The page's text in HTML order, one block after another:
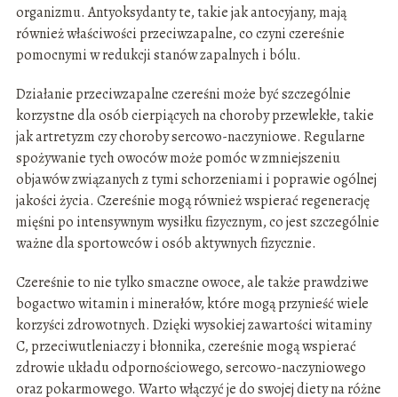
organizmu. Antyoksydanty te, takie jak antocyjany, mają
również właściwości przeciwzapalne, co czyni czereśnie
pomocnymi w redukcji stanów zapalnych i bólu.
Działanie przeciwzapalne czereśni może być szczególnie
korzystne dla osób cierpiących na choroby przewlekłe, takie
jak artretyzm czy choroby sercowo-naczyniowe. Regularne
spożywanie tych owoców może pomóc w zmniejszeniu
objawów związanych z tymi schorzeniami i poprawie ogólnej
jakości życia. Czereśnie mogą również wspierać regenerację
mięśni po intensywnym wysiłku fizycznym, co jest szczególnie
ważne dla sportowców i osób aktywnych fizycznie.
Czereśnie to nie tylko smaczne owoce, ale także prawdziwe
bogactwo witamin i minerałów, które mogą przynieść wiele
korzyści zdrowotnych. Dzięki wysokiej zawartości witaminy
C, przeciwutleniaczy i błonnika, czereśnie mogą wspierać
zdrowie układu odpornościowego, sercowo-naczyniowego
oraz pokarmowego. Warto włączyć je do swojej diety na różne